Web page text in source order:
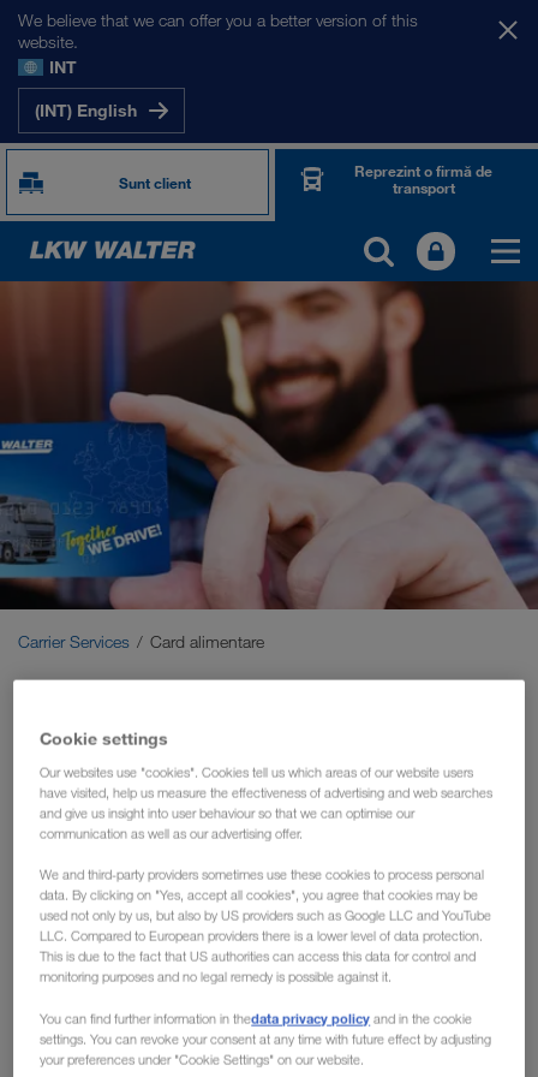
We believe that we can offer you a better version of this
website.
INT
(INT) English
Sunt client
Reprezint o firmă de
transport
TOGETHER WE DRIVE
WE GROW
WE CARE
Carrier Services
Condiții
Carrier Services Card alimentare
Card alimentare
combustibil pentru partenerii
de transport LKW WALTER
LKW WALTER oferă unor parteneri de transport selectați
carduri de alimentare cu avantaje speciale.
Avantajele dumneavoastră:
Cookie settings
Our websites use "cookies". Cookies tell us which areas of our website users
have visited, help us measure the effectiveness of advertising and web searches
and give us insight into user behaviour so that we can optimise our
communication as well as our advertising offer.
We and third-party providers sometimes use these cookies to process personal
data. By clicking on "Yes, accept all cookies", you agree that cookies may be
used not only by us, but also by US providers such as Google LLC and YouTube
LLC. Compared to European providers there is a lower level of data protection.
This is due to the fact that US authorities can access this data for control and
monitoring purposes and no legal remedy is possible against it.
You can find further information in thedata privacy policy and in the cookie
settings. You can revoke your consent at any time with future effect by adjusting
your preferences under "Cookie Settings" on our website.